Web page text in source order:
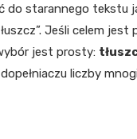
do starannego tekstu
Jeśli celem jest
jest prosty:
liczby